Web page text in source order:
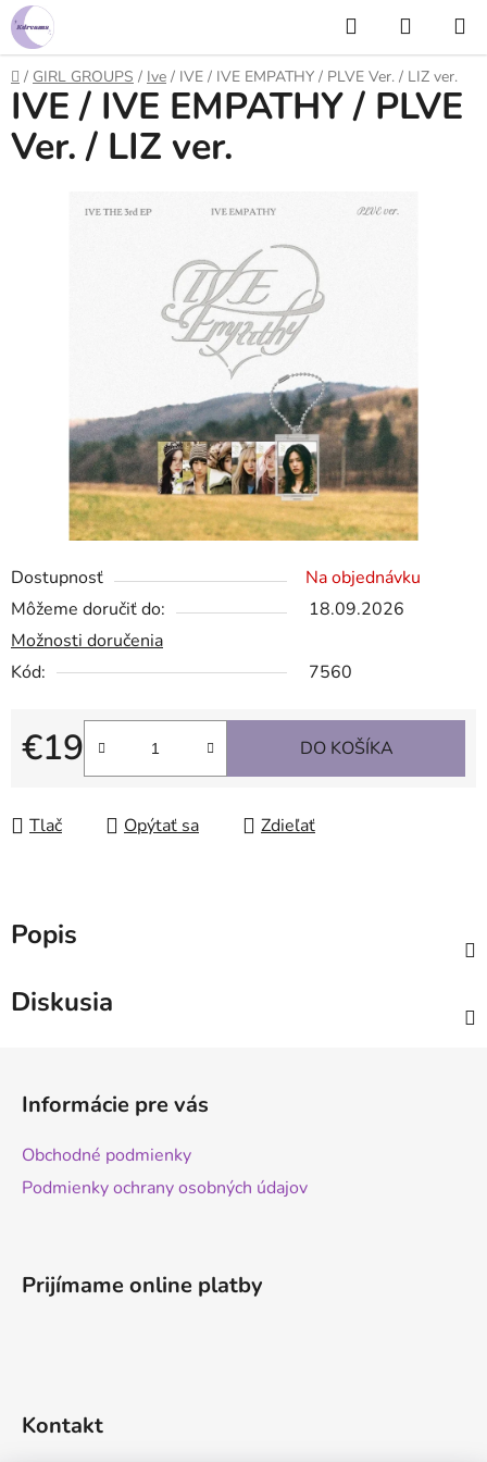
Prejsť
na
obsah
Hľadať
KOŠÍK
Domov
/ GIRL GROUPS / Ive / IVE / IVE EMPATHY / PLVE Ver. / LIZ ver.
Dostupnosť
Na objednávku
Môžeme doručiť do:
18.09.2026
Možnosti doručenia
Kód:
7560
€19
Jednotková cena:
DO KOŠÍKA
Tlač Opýtať sa Zdieľať
IVE / IVE EMPATHY / PLVE
Ver. / LIZ ver.
Popis
Diskusia
Informácie pre vás
Obchodné podmienky
Podmienky ochrany osobných údajov
Prijímame online platby
Kontakt